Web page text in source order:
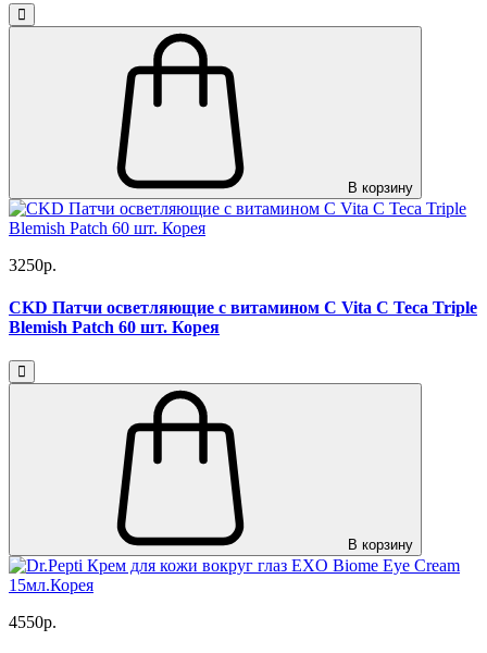
В корзину
3250р.
CKD Патчи осветляющие с витамином С Vita C Teca Triple
Blemish Patch 60 шт. Корея
В корзину
4550р.